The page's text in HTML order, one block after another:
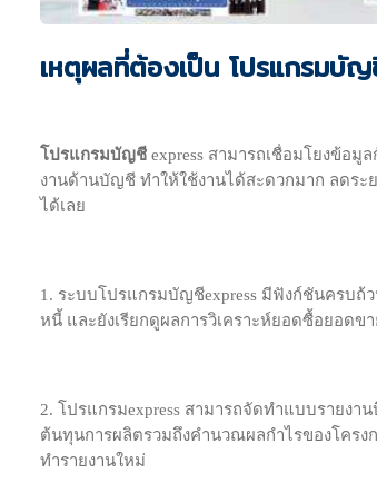
เหตุผลที่ต้องเป็น โปรแกรมบั
โปรแกรมบัญชีexpress สามารถเชื่อมโยงข้อมู
งานด้านบัญชี ทำให้ใช้งานได้สะดวกมาก ลดระ
ได้เลย
1. ระบบโปรแกรมบัญชีexpress มีฟังก์ชันครบถ้
หนี้ และยังเรียกดูผลการวิเคราะห์ยอดซื้อยอดข
2. โปรแกรมexpress สามารถจัดทำแบบรายง
ต้นทุนการผลิตรวมถึงคำนวณผลกำไรของโครง
ทำรายงานใหม่